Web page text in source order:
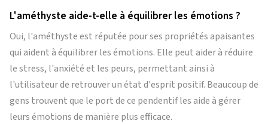
L'améthyste aide-t-elle à équilibrer les émotions ?
Oui, l'améthyste est réputée pour ses propriétés apaisantes
qui aident à équilibrer les émotions. Elle peut aider à réduire
le stress, l'anxiété et les peurs, permettant ainsi à
l'utilisateur de retrouver un état d'esprit positif. Beaucoup de
gens trouvent que le port de ce pendentif les aide à gérer
leurs émotions de manière plus efficace.